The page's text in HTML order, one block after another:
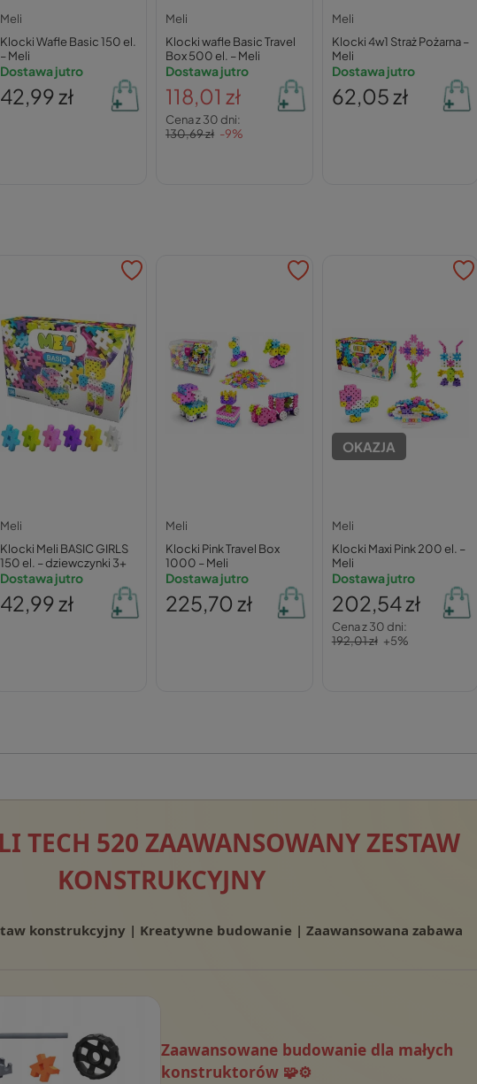
Meli
Klocki Wafle Basic 150 el.
– Meli
Dostawa jutro
42,99 zł
Meli
Klocki wafle Basic Travel
Box 500 el. – Meli
Dostawa jutro
118,01 zł
Cena z 30 dni:
130,69 zł -9%
Meli
Klocki 4w1 Straż Pożarna –
Meli
Dostawa jutro
62,05 zł
Meli
Klocki Meli BASIC GIRLS
150 el. – dziewczynki 3+
Dostawa jutro
42,99 zł
Meli
Klocki Pink Travel Box
1000 – Meli
Dostawa jutro
225,70 zł
OKAZJA
Meli
Klocki Maxi Pink 200 el. –
Meli
Dostawa jutro
202,54 zł
Cena z 30 dni:
192,01 zł +5%
TECH 520 ZAAWANSOWANY ZESTAW
KONSTRUKCYJNY
konstrukcyjny | Kreatywne budowanie | Zaawansowana zabawa
Zaawansowane budowanie dla małych
konstruktorów 🧩⚙️